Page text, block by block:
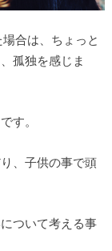
合は、ちょっと
孤独を感じま
す。
、子供の事で頭
ついて考える事